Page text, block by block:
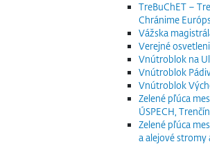
TreBuChET –
Chránime
Vážska
Verejné
Vnútroblok na
Vnútroblok
Vnútroblok
Zelené pľúca
ÚSPECH, Trenčín
Zelené pľúca
a alejové stromy